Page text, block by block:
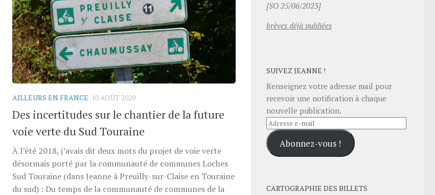
AILLEURS EN FRANCE 10 AOÛT 2020
Des incertitudes sur le chantier de la future
voie verte du Sud Touraine
À l’été 2018, j’avais dit deux mots du projet de voie verte
désormais porté par la communauté de communes Loches
Sud Touraine (dans Jeanne à Preuilly-sur-Claise en Touraine
du sud) : Du temps de la communauté de communes de la
[SO 25/06/2023]
brèves déjà publiées
SUIVEZ JEANNE !
Renseignez votre adresse mail pour
recevoir une notification à chaque
nouvelle publication.
Adresse
e-
mailAbonnez-vous !
CARTOGRAPHIE DES BILLETS